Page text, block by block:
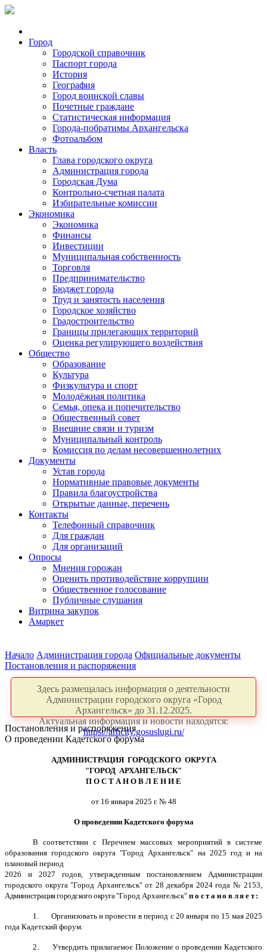
Город
Городской справочник
Паспорт города
История
География
Город воинской славы
Почетные граждане
Статистическая информация
Города-побратимы Архангельска
Фотоальбом
Власть
Глава городского округа
Администрация города
Городская Дума
Контрольно-счетная палата
Избирательные комиссии
Экономика
Экономика
Финансы
Инвестиции
Муниципальная собственность
Торговля
Предпринимательство
Бюджет города
Труд и занятость населения
Городское хозяйство
Градостроительство
Границы прилегающих территорий
Оценка регулирующего воздействия
Общество
Образование
Культура
Физкультура и спорт
Молодёжная политика
Семья, опека и попечительство
Общественный совет
Внешние связи и туризм
Муниципальный контроль
Комиссия по делам несовершеннолетних
Документы
Устав города
Нормативные правовые документы
Правила благоустройства
Открытые данные, перечень
Контакты
Телефонный справочник
Для граждан
Для организаций
Опросы
Мнения горожан
Оценить противодействие коррупции
Общественное голосование
Публичные слушания
Витрина закупок
Амаркет
Начало Администрация города Официальные документы
Постановления и распоряжения
Здесь размещалась информация о деятельности
Администрации городского округа «Город
Архангельск» до 31.12.2025.
Актуальная информация и новости находятся:
https://arhcity.gosuslugi.ru/
Постановления и распоряжения
О проведении Кадетского форума
АДМИНИСТРАЦИЯ ГОРОДСКОГО ОКРУГА
"ГОРОД АРХАНГЕЛЬСК"
П О С Т А Н О В Л Е Н И Е
от 16 января 2025 г. № 48
О проведении Кадетского форума
В соответствии с Перечнем массовых мероприятий в системе
образования городского округа "Город Архангельск" на 2025 год и на
плановый период
2026 и 2027 годов, утвержденным постановлением Администрации
городского округа "Город Архангельск" от 28 декабря 2024 года № 2153,
Администрация городского округа"Город Архангельск"постановляет:
1. Организовать и провести в период с 20 января по 15 мая 2025
года Кадетский форум.
2. Утвердить прилагаемое Положение о проведении Кадетского